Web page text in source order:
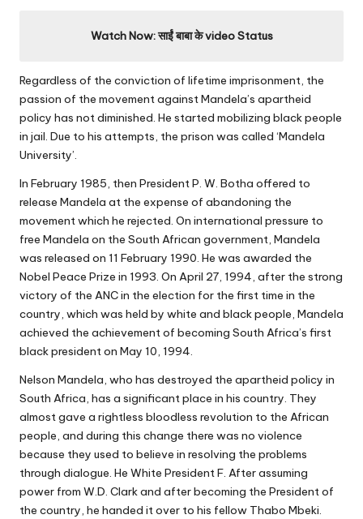
Watch Now:साईं बाबा के video Status
Regardless of the conviction of lifetime imprisonment, the
passion of the movement against Mandela’s apartheid
policy has not diminished. He started mobilizing black people
in jail. Due to his attempts, the prison was called ‘Mandela
University’.
In February 1985, then President P. W. Botha offered to
release Mandela at the expense of abandoning the
movement which he rejected. On international pressure to
free Mandela on the South African government, Mandela
was released on 11 February 1990. He was awarded the
Nobel Peace Prize in 1993. On April 27, 1994, after the strong
victory of the ANC in the election for the first time in the
country, which was held by white and black people, Mandela
achieved the achievement of becoming South Africa’s first
black president on May 10, 1994.
Nelson Mandela, who has destroyed the apartheid policy in
South Africa, has a significant place in his country. They
almost gave a rightless bloodless revolution to the African
people, and during this change there was no violence
because they used to believe in resolving the problems
through dialogue. He White President F. After assuming
power from W.D. Clark and after becoming the President of
the country, he handed it over to his fellow Thabo Mbeki.